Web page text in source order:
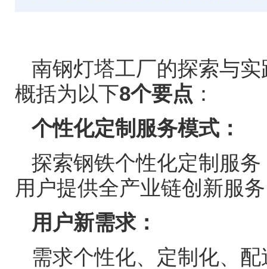
南钢灯塔工厂的探索与
概括为以下8个要点 ：
个性化定制服务模式：
探索钢铁个性化定制服
用户提供全产业链创新服
用户新需求：
需求个性化、定制化、